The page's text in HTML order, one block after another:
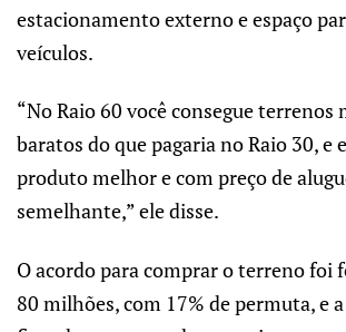
estacionamento externo e espaço
veículos.
“No Raio 60 você consegue terrenos
baratos do que pagaria no Raio 30, e
produto melhor e com preço de
semelhante,” ele disse.
O acordo para comprar o terreno foi
80 milhões, com 17% de permuta, e